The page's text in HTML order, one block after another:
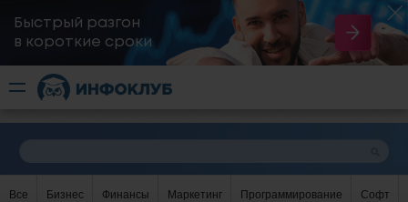
Быстрый разгон
​в короткие сроки
Все Бизнес Финансы Маркетинг Программирование Софт